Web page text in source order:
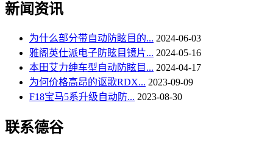
新闻资讯
为什么部分带自动防眩目的... 2024-06-03
雅阁英仕派电子防眩目镜片... 2024-05-16
本田艾力绅车型自动防眩目... 2024-04-17
为何价格高昂的讴歌RDX... 2023-09-09
F18宝马5系升级自动防... 2023-08-30
联系德谷